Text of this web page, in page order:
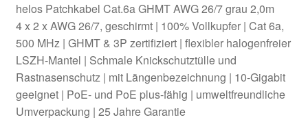
helos Patchkabel Cat.6a GHMT AWG 26/7 grau 2,0m
4 x 2 x AWG 26/7, geschirmt | 100% Vollkupfer | Cat 6a,
500 MHz | GHMT & 3P zertifiziert | flexibler halogenfreier
LSZH-Mantel | Schmale Knickschutztülle und
Rastnasenschutz | mit Längenbezeichnung | 10-Gigabit
geeignet | PoE- und PoE plus-fähig | umweltfreundliche
Umverpackung | 25 Jahre Garantie